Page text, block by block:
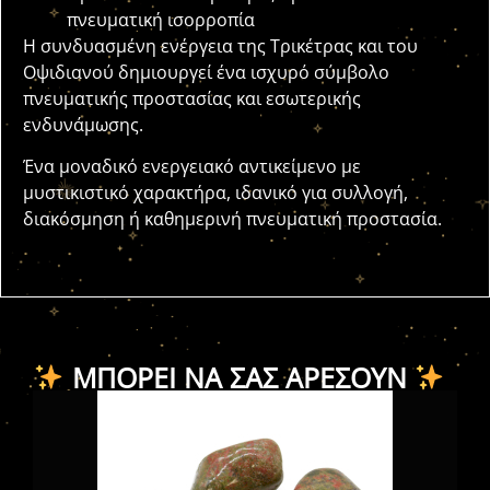
πνευματική ισορροπία
Η συνδυασμένη ενέργεια της Τρικέτρας και του
Οψιδιανού δημιουργεί ένα ισχυρό σύμβολο
πνευματικής προστασίας και εσωτερικής
ενδυνάμωσης.
Ένα μοναδικό ενεργειακό αντικείμενο με
μυστικιστικό χαρακτήρα, ιδανικό για συλλογή,
διακόσμηση ή καθημερινή πνευματική προστασία.
ΜΠΟΡΕΊ ΝΑ ΣΑΣ ΑΡΈΣΟΥΝ